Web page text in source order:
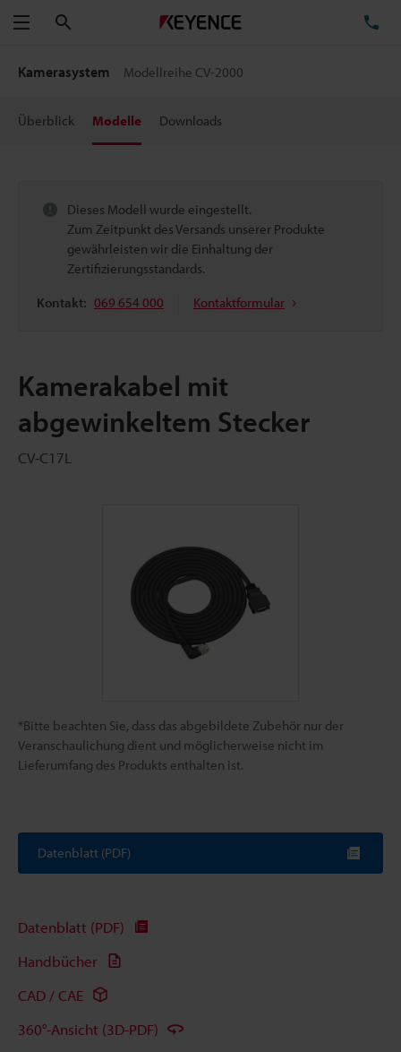
Menü
Kamerasystem Modellreihe CV-2000
Überblick Modelle Downloads
Dieses Modell wurde eingestellt.
Zum Zeitpunkt des Versands unserer Produkte
gewährleisten wir die Einhaltung der
Zertifizierungsstandards.
Kontakt: 069 654 000 Kontaktformular
Kamerakabel mit
abgewinkeltem Stecker
CV-C17L
*Bitte beachten Sie, dass das abgebildete Zubehör nur der
Veranschaulichung dient und möglicherweise nicht im
Lieferumfang des Produkts enthalten ist.
Datenblatt (PDF)
Datenblatt (PDF)
Handbücher
CAD / CAE
360°-Ansicht (3D-PDF)